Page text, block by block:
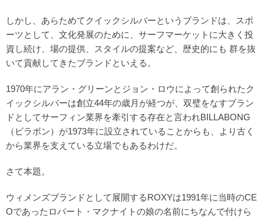
しかし、あらためてクイックシルバーというブランドは、スポ
ーツとして、文化発展のために、サーフマーケットに大きく投
資し続け、場の提供、スタイルの提案など、歴史的にも 群を抜
いて貢献してきたブランドといえる。
1970年にアラン・グリーンとジョン・ロウによって創られたク
イックシルバーは創立44年の歳月が経つが、双璧をなすブラン
ドとしてサーフィン業界を牽引する存在と言われBILLABONG
（ビラボン）が1973年に設立されていることからも、より古く
から業界を支えている立場でもあるわけだ。
さて本題。
ウィメンズブランドとして展開するROXYは1991年に当時のCE
Oであったロバート・マクナイトの娘の名前にちなんで付けら